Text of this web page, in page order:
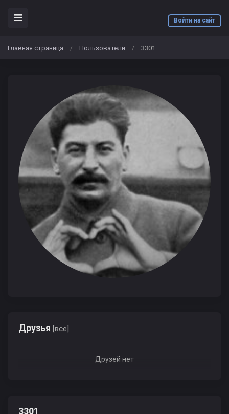
Войти на сайт
Главная страница / Пользователи / 3301
Друзья [все]
Друзей нет
3301